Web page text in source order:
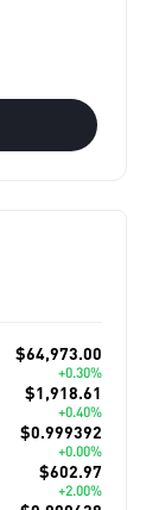
$64,973.00
+0.30%
$1,918.61
+0.40%
$0.999392
+0.00%
$602.97
+2.00%